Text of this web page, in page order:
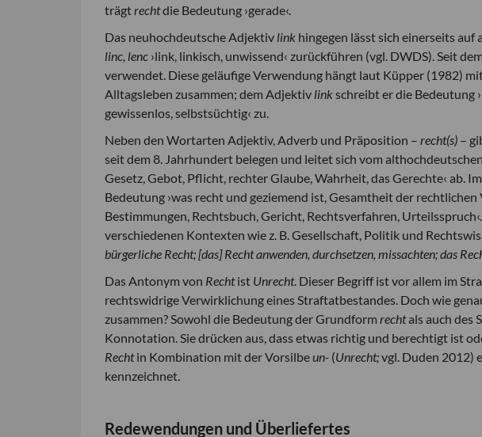
trägtrechtdie Bedeutung ›gerade‹.
Das neuhochdeutsche Adjektiv link hingegen lässt sich einerseits auf
linc, lenc ›link, linkisch, unwissend‹ zurückführen (vgl. DWDS). Seit
verwendet. Diese geläufige Verwendung hängt laut Küpper (1982)
Alltagsleben zusammen; dem Adjektiv linkschreibt er die Bedeutung
gewissenlos, selbstsüchtig‹ zu.
Neben den Wortarten Adjektiv, Adverb und Präposition – recht(s) –
seit dem 8. Jahrhundert belegen und leitet sich vom althochdeutschen
Gesetz, Gebot, Pflicht, rechter Glaube, Wahrheit, das Gerechte‹ ab.
Bedeutung ›was recht und geziemend ist, Gesamtheit der
Bestimmungen, Rechtsbuch, Gericht, Rechtsverfahren,
verschiedenen Kontexten wie z. B. Gesellschaft, Politik und
bürgerliche Recht; [das] Recht anwenden, durchsetzen, missachten; das
Das Antonym von Rechtist Unrecht. Dieser Begriff ist vor allem im
rechtswidrige Verwirklichung eines Straftatbestandes. Doch wie
zusammen? Sowohl die Bedeutung der Grundform rechtals auch des
Konnotation. Sie drücken aus, dass etwas richtig und berechtigt ist
Rechtin Kombination mit der Vorsilbeun- (Unrecht;vgl. Duden 2012)
kennzeichnet.
Redewendungen und Überliefertes